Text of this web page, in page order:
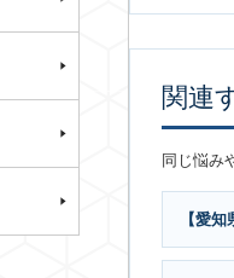
関連
同じ悩み
【愛